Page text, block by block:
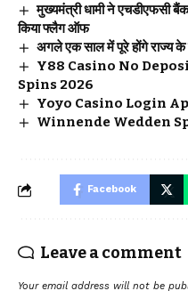
मुख्यमंत्री धामी ने एचडीएफसी
किया फ्लैग ऑफ
अगले एक साल में पूरे होंगे राज्य के
Y88 Casino No
Spins 2026
Yoyo Casino Login
Winnende Wedden
Facebook
Leave a comment
Your email address will not be